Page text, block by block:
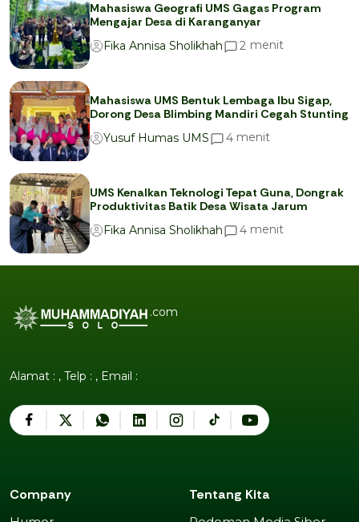
Mahasiswa Geografi UMS Gagas Program
Mengajar Desa di Karanganyar
Fika Annisa Sholikhah
2 menit
Mahasiswa UMS Bentuk Lembaga Ibu Sigap,
Dorong Desa Blimbing Mandiri Cegah Stunting
Yusuf Humas UMS
4 menit
UMS Kenalkan Teknologi Tepat Guna, Dongrak
Produktivitas Batik Desa Wisata Jarum
Fika Annisa Sholikhah
4 menit
.com
Alamat : , Telp : , Email :
Company Tentang Kita